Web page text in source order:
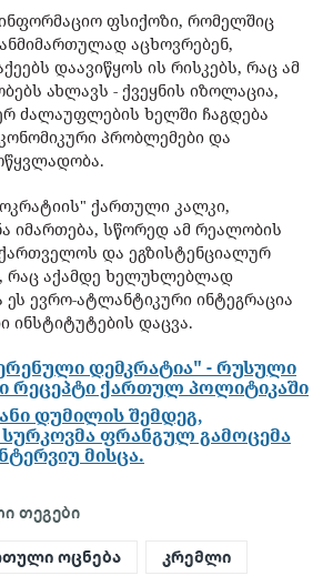
ფსიქოზი, რომელშიც
აცხოვრებენ,
დაავიწყოს ის რისკებს, რაც ამ
ახლავს - ქვეყნის იზოლაცია,
ძალაუფლების ხელში ჩაგდება
პრობლემები და
ქართული კალკი,
იმართება, სწორედ ამ რეალობის
და ეგზისტენციალურ
რაც აქამდე ხელუხლებლად
ეს ევრო-ატლანტიკური ინტეგრაცია
ინსტიტუტების დაცვა.
დემკრატია" - რუსული
რეცეპტი ქართულ პოლიტიკაში
დუმილის შემდეგ,
ფრანგულ გამოცემა
მისცა.
თეგები
ოცნება კრემლი